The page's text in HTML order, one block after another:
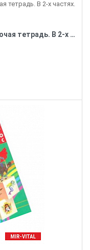
Литературное чтение. 4 класс. Рабочая тетрадь. В 2-х частях. Часть 2. ФГОС